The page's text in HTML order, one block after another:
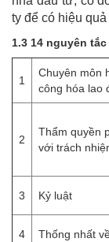
ty để có hiệu quả
1.3 14 nguyên
1
Chuyên môn
công hóa lao
2
Thẩm quyền
với trách
3 Kỷ luật
4 Thống nhất